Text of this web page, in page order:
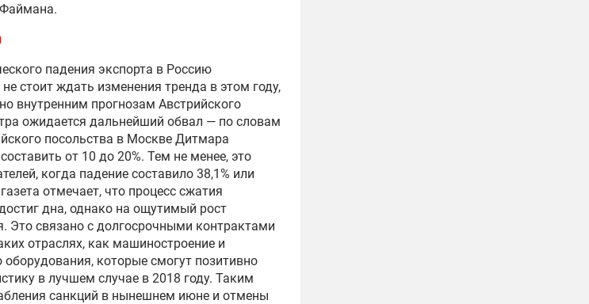
падения экспорта в Россию
стоит ждать изменения тренда в этом году,
внутренним прогнозам Австрийского
ожидается дальнейший обвал — по словам
посольства в Москве Дитмара
от 10 до 20%. Тем не менее, это
когда падение составило 38,1% или
отмечает, что процесс сжатия
дна, однако на ощутимый рост
Это связано с долгосрочными контрактами
отраслях, как машиностроение и
которые смогут позитивно
в лучшем случае в 2018 году. Таким
санкций в нынешнем июне и отмены